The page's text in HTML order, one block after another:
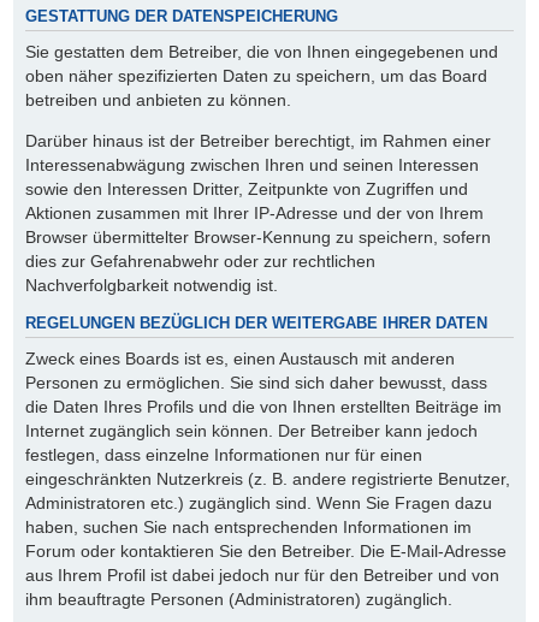
GESTATTUNG DER DATENSPEICHERUNG
Sie gestatten dem Betreiber, die von Ihnen eingegebenen und
oben näher spezifizierten Daten zu speichern, um das Board
betreiben und anbieten zu können.
Darüber hinaus ist der Betreiber berechtigt, im Rahmen einer
Interessenabwägung zwischen Ihren und seinen Interessen
sowie den Interessen Dritter, Zeitpunkte von Zugriffen und
Aktionen zusammen mit Ihrer IP-Adresse und der von Ihrem
Browser übermittelter Browser-Kennung zu speichern, sofern
dies zur Gefahrenabwehr oder zur rechtlichen
Nachverfolgbarkeit notwendig ist.
REGELUNGEN BEZÜGLICH DER WEITERGABE IHRER DATEN
Zweck eines Boards ist es, einen Austausch mit anderen
Personen zu ermöglichen. Sie sind sich daher bewusst, dass
die Daten Ihres Profils und die von Ihnen erstellten Beiträge im
Internet zugänglich sein können. Der Betreiber kann jedoch
festlegen, dass einzelne Informationen nur für einen
eingeschränkten Nutzerkreis (z. B. andere registrierte Benutzer,
Administratoren etc.) zugänglich sind. Wenn Sie Fragen dazu
haben, suchen Sie nach entsprechenden Informationen im
Forum oder kontaktieren Sie den Betreiber. Die E-Mail-Adresse
aus Ihrem Profil ist dabei jedoch nur für den Betreiber und von
ihm beauftragte Personen (Administratoren) zugänglich.